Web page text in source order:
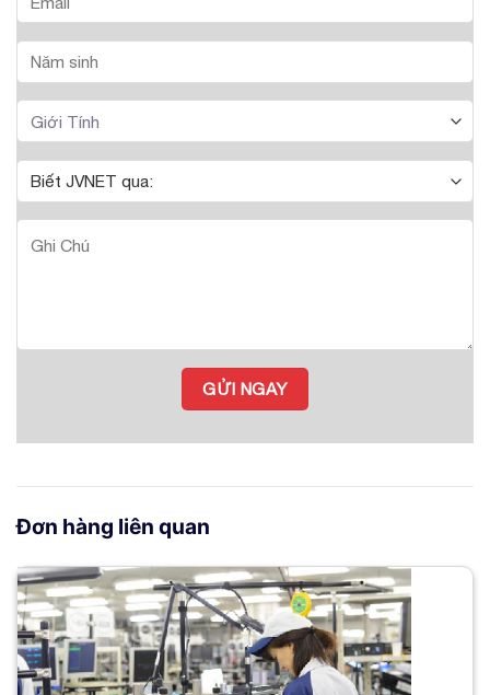
Đơn hàng liên quan